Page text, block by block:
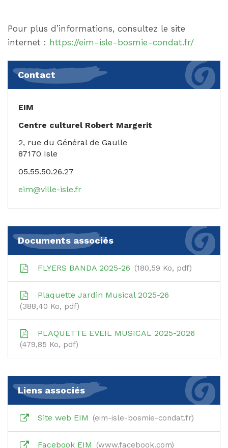
Pour plus d’informations, consultez le site
internet : https://eim-isle-bosmie-condat.fr/
Contact
EIM
Centre culturel Robert Margerit
2, rue du Général de Gaulle
87170 Isle
05.55.50.26.27
eim@ville-isle.fr
Documents associés
FLYERS BANDA 2025-26 180,59 Ko, pdf
Plaquette Jardin Musical 2025-26
388,40 Ko, pdf
PLAQUETTE EVEIL MUSICAL 2025-2026
479,85 Ko, pdf
Liens associés
Site web EIM eim-isle-bosmie-condat.fr
Facebook EIM www.facebook.com